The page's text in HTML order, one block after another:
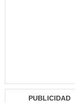
PUBLICIDAD